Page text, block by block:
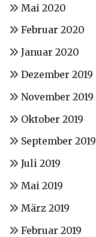
Mai 2020
Februar 2020
Januar 2020
Dezember 2019
November 2019
Oktober 2019
September 2019
Juli 2019
Mai 2019
März 2019
Februar 2019